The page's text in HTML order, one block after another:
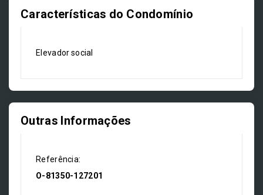
Características do Condomínio
Elevador social
Outras Informações
Referência:
O-81350-127201